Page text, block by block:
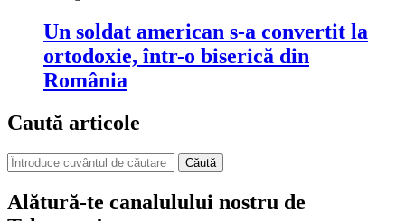
Un soldat american s-a convertit la
ortodoxie, într-o biserică din
România
Caută articole
Căută
Alătură-te canalulului nostru de